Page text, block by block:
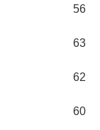
56
63
62
60